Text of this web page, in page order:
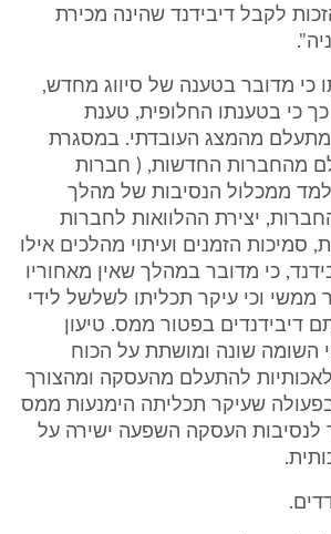
לקבל דיבידנד שהינה מכירת
כי מדובר בטענה של סיווג מחדש,
כי בטענתו החלופית, טענת
מתעלם מהמצג העובדתי. במסגרת
מהחברות החדשות, ( חברות
ממכלול הנסיבות של מהלך
יצירת ההלוואות לחברות
סמיכות הזמנים ועיתוי מהלכים אילו
כי מדובר במהלך שאין מאחוריו
ממשי וכי עיקר תכליתו לשלשל לידי
דיבידנדים בפטור ממס. טיעון
השומה שונה ומושתת על הכוח
להתעלם מהעסקה ומהצורך
שעיקר תכליתה הימנעות ממס
לנסיבות העסקה השפעה ישירה על